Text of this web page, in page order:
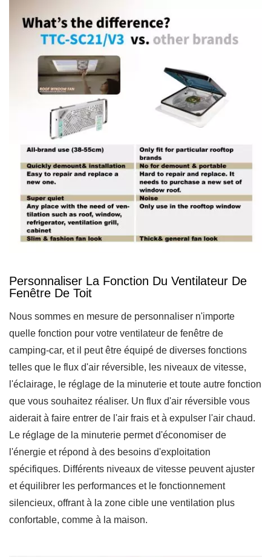
Personnaliser La Fonction Du Ventilateur De
Fenêtre De Toit
Nous sommes en mesure de personnaliser n'importe
quelle fonction pour votre ventilateur de fenêtre de
camping-car, et il peut être équipé de diverses fonctions
telles que le flux d'air réversible, les niveaux de vitesse,
l'éclairage, le réglage de la minuterie et toute autre fonction
que vous souhaitez réaliser. Un flux d'air réversible vous
aiderait à faire entrer de l'air frais et à expulser l'air chaud.
Le réglage de la minuterie permet d'économiser de
l'énergie et répond à des besoins d'exploitation
spécifiques. Différents niveaux de vitesse peuvent ajuster
et équilibrer les performances et le fonctionnement
silencieux, offrant à la zone cible une ventilation plus
confortable, comme à la maison.